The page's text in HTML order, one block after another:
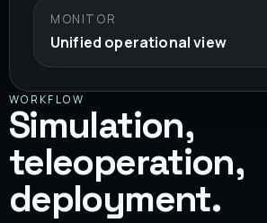
MONITOR
Unified operational view
WORKFLOW
Simulation,
teleoperation,
deployment.